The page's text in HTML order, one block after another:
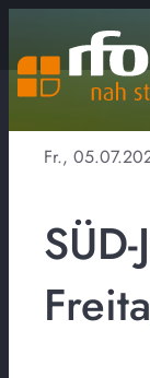
Fr.,